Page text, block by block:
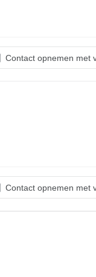
Contact opnemen met
Contact opnemen met